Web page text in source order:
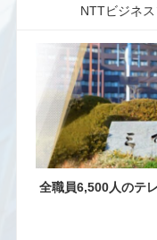
NTTビジネ
全職員6,500人のテ